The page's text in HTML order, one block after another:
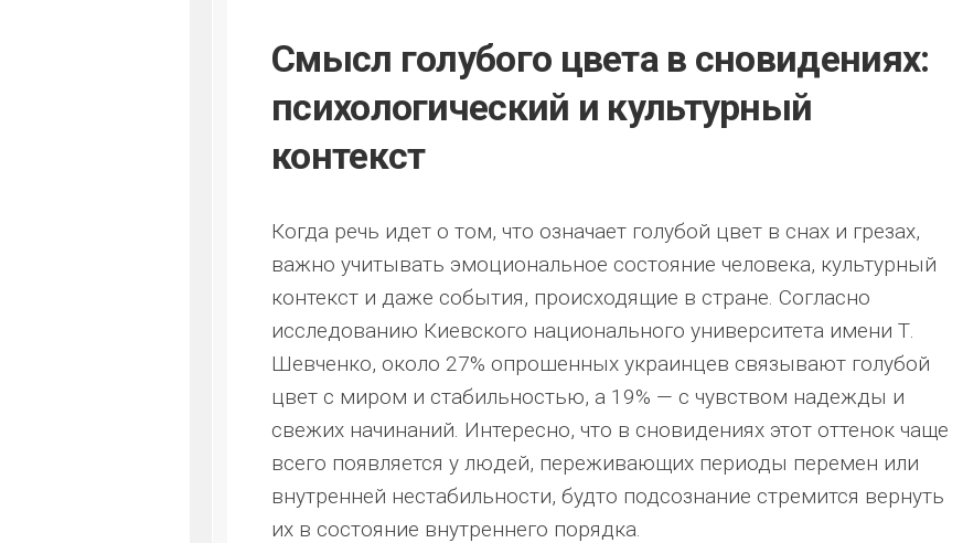
Смысл голубого цвета в сновидениях:
психологический и культурный
контекст
Когда речь идет о том, что означает голубой цвет в снах и грезах,
важно учитывать эмоциональное состояние человека, культурный
контекст и даже события, происходящие в стране. Согласно
исследованию Киевского национального университета имени Т.
Шевченко, около 27% опрошенных украинцев связывают голубой
цвет с миром и стабильностью, а 19% — с чувством надежды и
свежих начинаний. Интересно, что в сновидениях этот оттенок чаще
всего появляется у людей, переживающих периоды перемен или
внутренней нестабильности, будто подсознание стремится вернуть
их в состояние внутреннего порядка.